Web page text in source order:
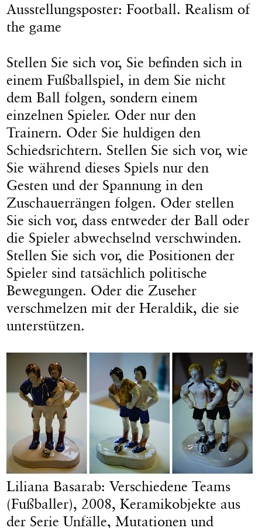
Ausstellungsposter: Football. Realism of
the game
Stellen Sie sich vor, Sie befinden sich in
einem Fußballspiel, in dem Sie nicht
dem Ball folgen, sondern einem
einzelnen Spieler. Oder nur den
Trainern. Oder Sie huldigen den
Schiedsrichtern. Stellen Sie sich vor, wie
Sie während dieses Spiels nur den
Gesten und der Spannung in den
Zuschauerrängen folgen. Oder stellen
Sie sich vor, dass entweder der Ball oder
die Spieler abwechselnd verschwinden.
Stellen Sie sich vor, die Positionen der
Spieler sind tatsächlich politische
Bewegungen. Oder die Zuseher
verschmelzen mit der Heraldik, die sie
unterstützen.
Liliana Basarab: Verschiedene Teams
(Fußballer), 2008, Keramikobjekte aus
der Serie Unfälle, Mutationen und